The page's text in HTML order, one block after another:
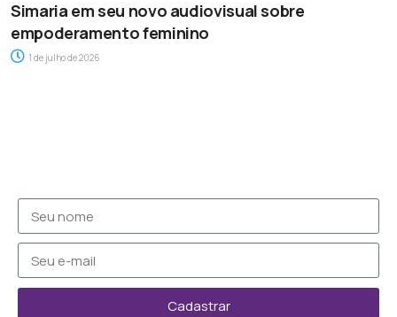
Simaria em seu novo audiovisual sobre
empoderamento feminino
1 de julho de 2026
Cadastrar